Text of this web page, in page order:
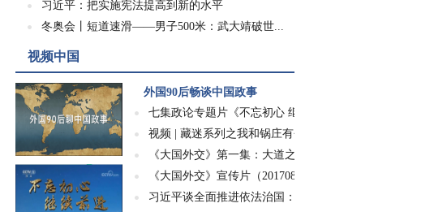
习近平：把实施宪法提高到新的水平
冬奥会丨短道速滑——男子500米：武大靖破世...
视频中国
外国90后畅谈中国政事
七集政论专题片《不忘初心 继续前进》
视频 | 藏迷系列之我和锅庄有个约会
《大国外交》第一集：大道之行
《大国外交》宣传片（20170826）
习近平谈全面推进依法治国：为子孙万代计、...